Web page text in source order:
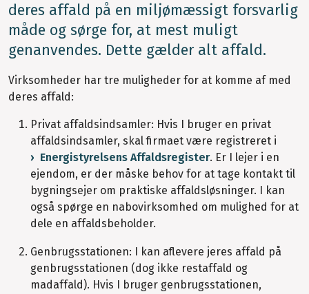
deres affald på en miljømæssigt forsvarlig
måde og sørge for, at mest muligt
genanvendes. Dette gælder alt affald.
Virksomheder har tre muligheder for at komme af med
deres affald:
Privat affaldsindsamler: Hvis I bruger en privat
affaldsindsamler, skal firmaet være registreret i
Energistyrelsens Affaldsregister. Er I lejer i en
ejendom, er der måske behov for at tage kontakt til
bygningsejer om praktiske affaldsløsninger. I kan
også spørge en nabovirksomhed om mulighed for at
dele en affaldsbeholder.
Genbrugsstationen: I kan aflevere jeres affald på
genbrugsstationen (dog ikke restaffald og
madaffald). Hvis I bruger genbrugsstationen,